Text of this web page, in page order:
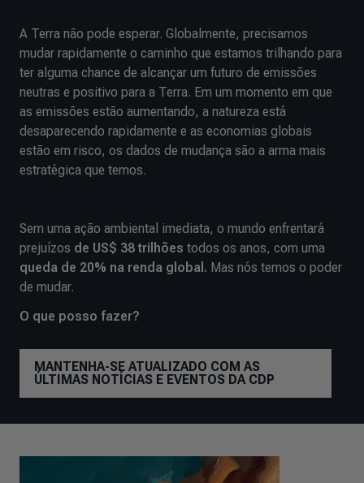
A Terra não pode esperar. Globalmente, precisamos
mudar rapidamente o caminho que estamos trilhando para
ter alguma chance de alcançar um futuro de emissões
neutras e positivo para a Terra. Em um momento em que
as emissões estão aumentando, a natureza está
desaparecendo rapidamente e as economias globais
estão em risco, os dados de mudança são a arma mais
estratégica que temos.
Sem uma ação ambiental imediata, o mundo enfrentará
prejuízos de US$ 38 trilhões todos os anos, com uma
queda de 20% na renda global. Mas nós temos o poder
de mudar.
O que posso fazer?
MANTENHA-SE ATUALIZADO COM AS
ÚLTIMAS NOTÍCIAS E EVENTOS DA CDP